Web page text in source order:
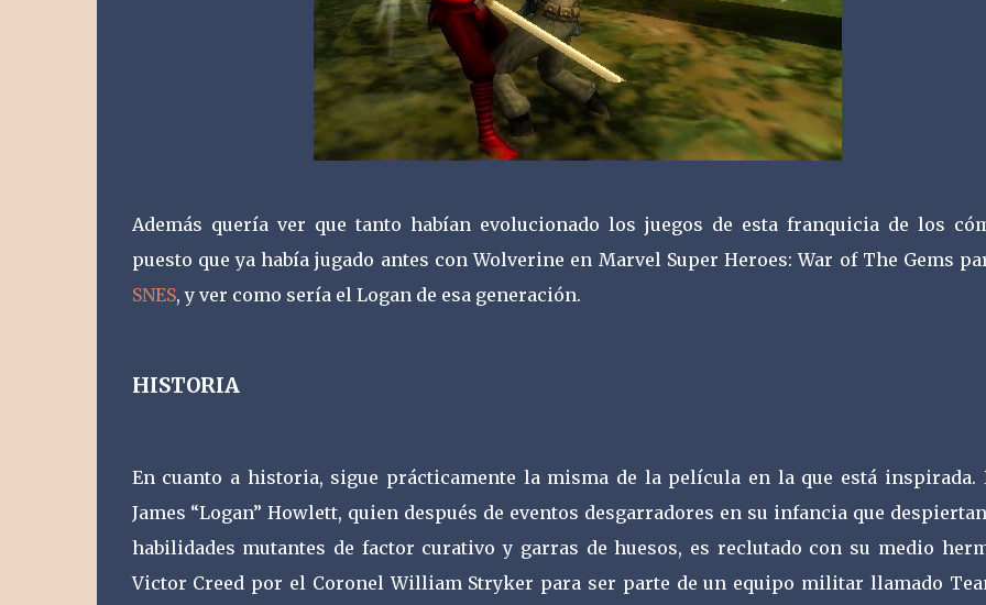
Además quería ver que tanto habían evolucionado los juegos de esta franquicia de los
puesto que ya había jugado antes con Wolverine en Marvel Super Heroes: War of The Gems
SNES, y ver como sería el Logan de esa generación.
HISTORIA
En cuanto a historia, sigue prácticamente la misma de la película en la que está inspirada.
James “Logan” Howlett, quien después de eventos desgarradores en su infancia que
habilidades mutantes de factor curativo y garras de huesos, es reclutado con su medio
Victor Creed por el Coronel William Stryker para ser parte de un equipo militar llamado